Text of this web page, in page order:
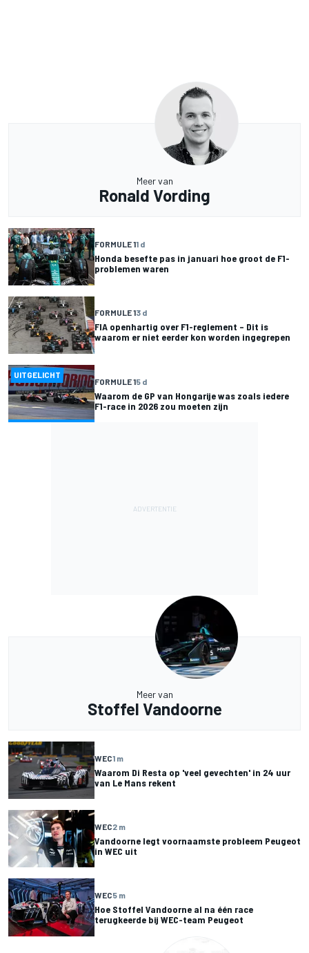
Meer van
Ronald Vording
FORMULE 11 d
Honda besefte pas in januari hoe groot de F1-
problemen waren
FORMULE 13 d
FIA openhartig over F1-reglement – Dit is
waarom er niet eerder kon worden ingegrepen
UITGELICHT
FORMULE 15 d
Waarom de GP van Hongarije was zoals iedere
F1-race in 2026 zou moeten zijn
Meer van
Stoffel Vandoorne
WEC1 m
Waarom Di Resta op 'veel gevechten' in 24 uur
van Le Mans rekent
WEC2 m
Vandoorne legt voornaamste probleem Peugeot
in WEC uit
WEC5 m
Hoe Stoffel Vandoorne al na één race
terugkeerde bij WEC-team Peugeot